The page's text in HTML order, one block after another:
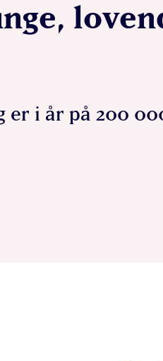
er i år på 200